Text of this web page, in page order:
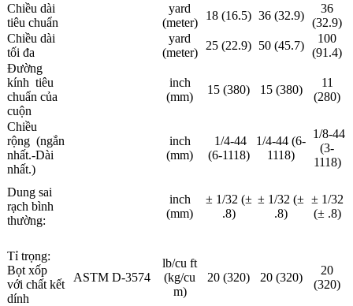
Chiều dài
tiêu chuẩn
yard
(meter)
18 (16.5) 36 (32.9)
36
(32.9)
Chiều dài
tối đa
yard
(meter)
25 (22.9) 50 (45.7)
100
(91.4)
Đường
kính tiêu
chuẩn của
cuộn
inch
(mm)
15 (380) 15 (380)
11
(280)
Chiều
rộng (ngắn
nhất.-Dài
nhất.)
inch
(mm)
1/4-44
(6-1118)
1/4-44 (6-
1118)
1/8-44
(3-
1118)
Dung sai
rạch bình
thường:
inch
(mm)
± 1/32 (±
.8)
± 1/32 (±
.8)
± 1/32
(± .8)
Tỉ trọng:
Bọt xốp
với chất kết
dính
ASTM D-3574
lb/cu ft
(kg/cu
m)
20 (320) 20 (320)
20
(320)